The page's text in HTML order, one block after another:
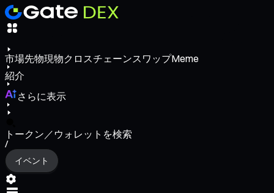
市場先物現物クロスチェーンスワップMeme
紹介
さらに表示
トークン／ウォレットを検索
/
イベント